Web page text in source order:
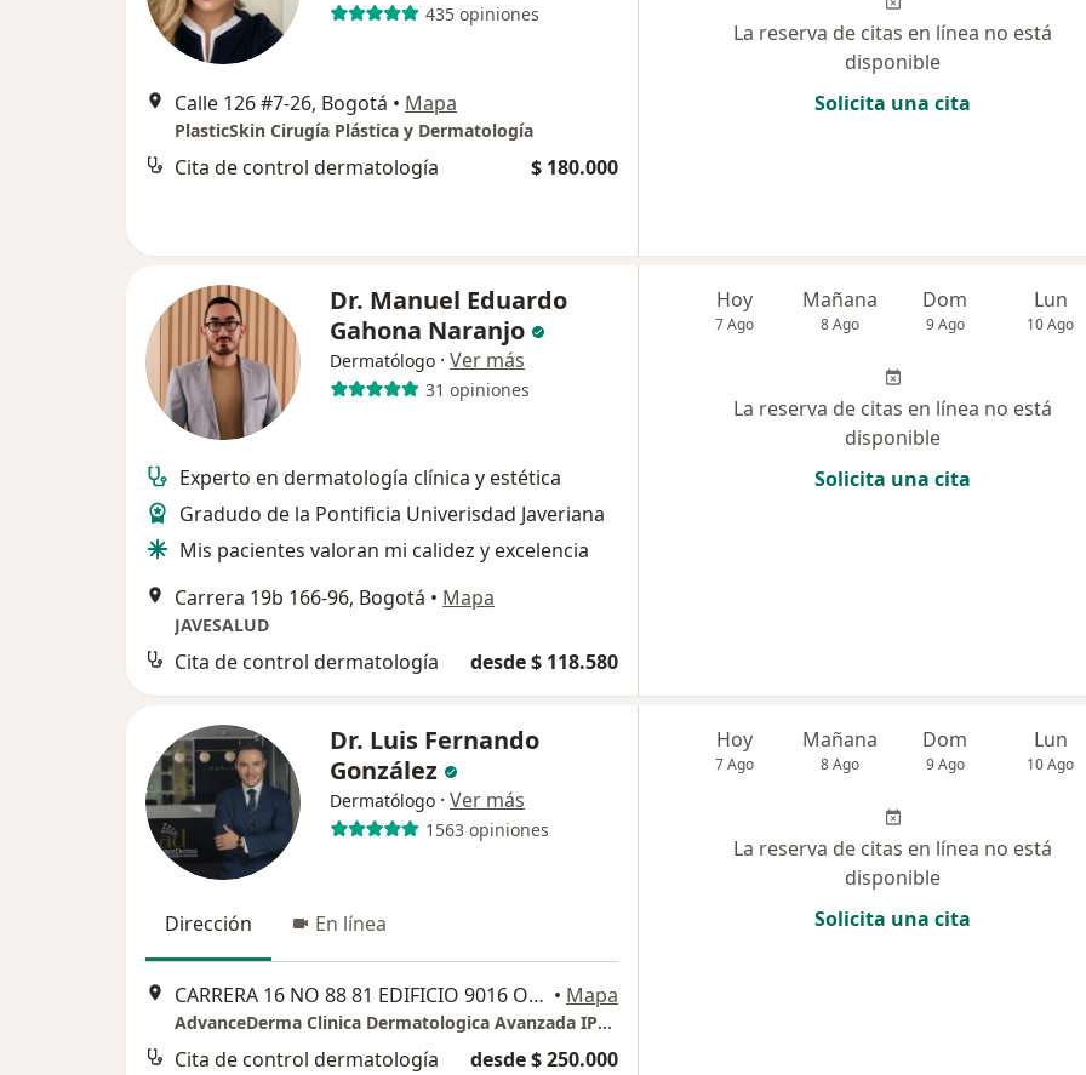
435 opiniones
Calle 126 #7-26, Bogotá • Mapa
PlasticSkin Cirugía Plástica y Dermatología
Cita de control dermatología $ 180.000
La reserva de citas en línea no está
disponible
Solicita una cita
Dr. Manuel Eduardo
Gahona Naranjo
Dermatólogo · Ver más
31 opiniones
Experto en dermatología clínica y estética
Gradudo de la Pontificia Univerisdad Javeriana
Mis pacientes valoran mi calidez y excelencia
Carrera 19b 166-96, Bogotá • Mapa
JAVESALUD
Cita de control dermatología desde $ 118.580
Hoy
7 Ago
Mañana
8 Ago
Dom
9 Ago
Lun
10 Ago
La reserva de citas en línea no está
disponible
Solicita una cita
Dr. Luis Fernando
González
Dermatólogo · Ver más
1563 opiniones
Dirección En línea
CARRERA 16 NO 88 81 EDIFICIO 9016 OFICINA 708, Bogotá • Mapa
AdvanceDerma Clinica Dermatologica Avanzada IPS SAS
Cita de control dermatología desde $ 250.000
Hoy
7 Ago
Mañana
8 Ago
Dom
9 Ago
Lun
10 Ago
La reserva de citas en línea no está
disponible
Solicita una cita